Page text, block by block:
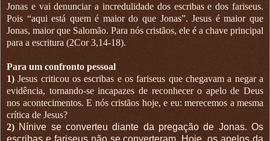
Jonas e vai denunciar a incredulidade dos escribas e dos fariseus.
Pois “aqui está quem é maior do que Jonas”. Jesus é maior que
Jonas, maior que Salomão. Para nós cristãos, ele é a chave principal
para a escritura (2Cor 3,14-18).
Para um confronto pessoal
1) Jesus criticou os escribas e os fariseus que chegavam a negar a
evidência, tornando-se incapazes de reconhecer o apelo de Deus
nos acontecimentos. E nós cristãos hoje, e eu: merecemos a mesma
crítica de Jesus?
2) Nínive se converteu diante da pregação de Jonas. Os
escribas e fariseus não se converteram. Hoje, os apelos da